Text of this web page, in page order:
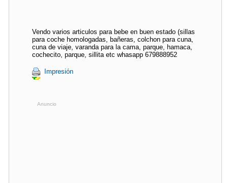
Vendo varios articulos para bebe en buen estado (sillas
para coche homologadas, bañeras, colchon para cuna,
cuna de viaje, varanda para la cama, parque, hamaca,
cochecito, parque, sillita etc whasapp 679888952
Impresión
Anuncio